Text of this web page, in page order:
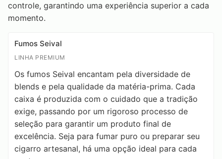
controle, garantindo uma experiência superior a cada
momento.
Fumos Seival
LINHA PREMIUM
Os fumos Seival encantam pela diversidade de
blends e pela qualidade da matéria-prima. Cada
caixa é produzida com o cuidado que a tradição
exige, passando por um rigoroso processo de
seleção para garantir um produto final de
excelência. Seja para fumar puro ou preparar seu
cigarro artesanal, há uma opção ideal para cada